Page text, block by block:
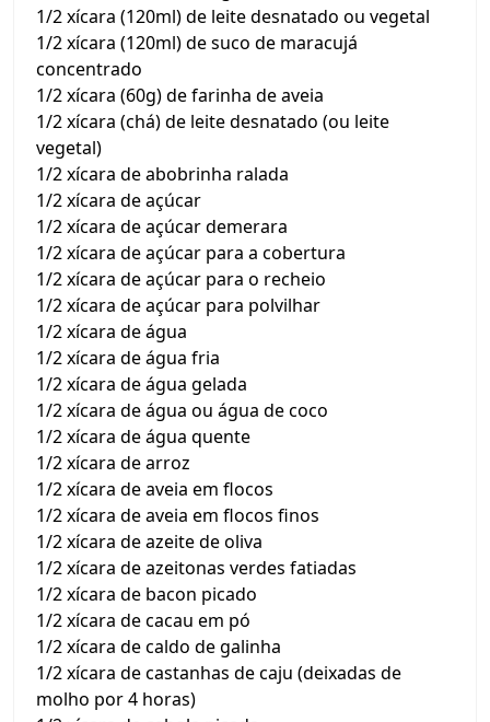
1/2 xícara (120ml) de leite desnatado ou vegetal
1/2 xícara (120ml) de suco de maracujá
concentrado
1/2 xícara (60g) de farinha de aveia
1/2 xícara (chá) de leite desnatado (ou leite
vegetal)
1/2 xícara de abobrinha ralada
1/2 xícara de açúcar
1/2 xícara de açúcar demerara
1/2 xícara de açúcar para a cobertura
1/2 xícara de açúcar para o recheio
1/2 xícara de açúcar para polvilhar
1/2 xícara de água
1/2 xícara de água fria
1/2 xícara de água gelada
1/2 xícara de água ou água de coco
1/2 xícara de água quente
1/2 xícara de arroz
1/2 xícara de aveia em flocos
1/2 xícara de aveia em flocos finos
1/2 xícara de azeite de oliva
1/2 xícara de azeitonas verdes fatiadas
1/2 xícara de bacon picado
1/2 xícara de cacau em pó
1/2 xícara de caldo de galinha
1/2 xícara de castanhas de caju (deixadas de
molho por 4 horas)